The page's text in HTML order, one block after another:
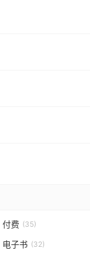
付费 (35)
电子书 (32)